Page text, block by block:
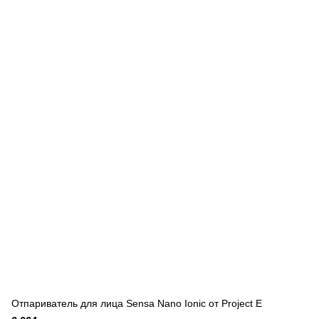
Отпариватель для лица Sensa Nano Ionic от Project E